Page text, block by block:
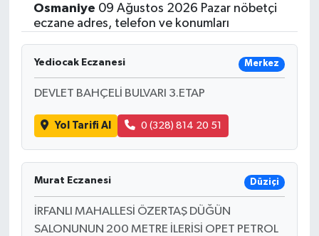
Osmaniye 09 Ağustos 2026 Pazar nöbetçi
eczane adres, telefon ve konumları
Yediocak Eczanesi Merkez
DEVLET BAHÇELİ BULVARI 3.ETAP
Yol Tarifi Al 0 (328) 814 20 51
Murat Eczanesi Düziçi
İRFANLI MAHALLESİ ÖZERTAŞ DÜĞÜN
SALONUNUN 200 METRE İLERİSİ OPET PETROL